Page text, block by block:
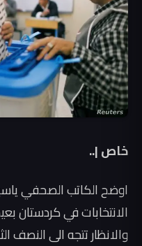
خاص |..
اوضح الكاتب الصحفي
الانتخابات في كردستان
والانظار تتجه الى النصف